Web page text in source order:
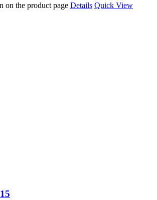
on the product page Details Quick View